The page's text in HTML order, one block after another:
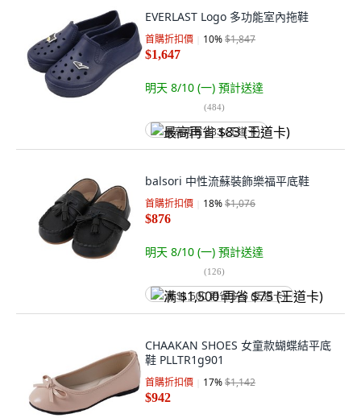
EVERLAST Logo 多功能室內拖鞋
首購折扣價 10%$1,847
$1,647
明天 8/10 (一) 預計送達
(484)
最高再省 $83 (王道卡)
balsori 中性流蘇裝飾樂福平底鞋
首購折扣價 18%$1,076
$876
明天 8/10 (一) 預計送達
(126)
满 $1,500 再省 $75 (王道卡)
CHAAKAN SHOES 女童款蝴蝶結平底
鞋 PLLTR1g901
首購折扣價 17%$1,142
$942